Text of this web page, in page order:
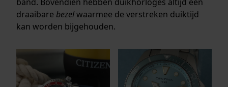
draaibare bezelwaarmee de verstreken duiktijd
kan worden bijgehouden.